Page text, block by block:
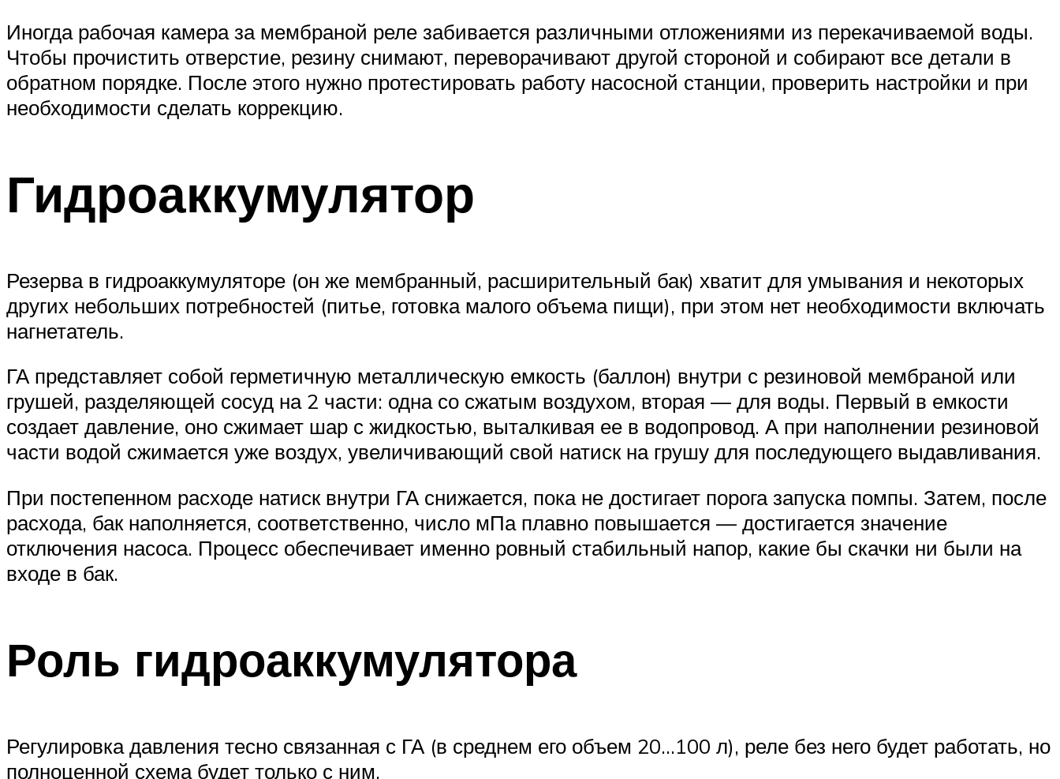
Иногда рабочая камера за мембраной реле забивается различными отложениями из перекачиваемой воды.
Чтобы прочистить отверстие, резину снимают, переворачивают другой стороной и собирают все детали в
обратном порядке. После этого нужно протестировать работу насосной станции, проверить настройки и при
необходимости сделать коррекцию.
Гидроаккумулятор
Резерва в гидроаккумуляторе (он же мембранный, расширительный бак) хватит для умывания и некоторых
других небольших потребностей (питье, готовка малого объема пищи), при этом нет необходимости включать
нагнетатель.
ГА представляет собой герметичную металлическую емкость (баллон) внутри с резиновой мембраной или
грушей, разделяющей сосуд на 2 части: одна со сжатым воздухом, вторая — для воды. Первый в емкости
создает давление, оно сжимает шар с жидкостью, выталкивая ее в водопровод. А при наполнении резиновой
части водой сжимается уже воздух, увеличивающий свой натиск на грушу для последующего выдавливания.
При постепенном расходе натиск внутри ГА снижается, пока не достигает порога запуска помпы. Затем, после
расхода, бак наполняется, соответственно, число мПа плавно повышается — достигается значение
отключения насоса. Процесс обеспечивает именно ровный стабильный напор, какие бы скачки ни были на
входе в бак.
Роль гидроаккумулятора
Регулировка давления тесно связанная с ГА (в среднем его объем 20…100 л), реле без него будет работать, но
полноценной схема будет только с ним.